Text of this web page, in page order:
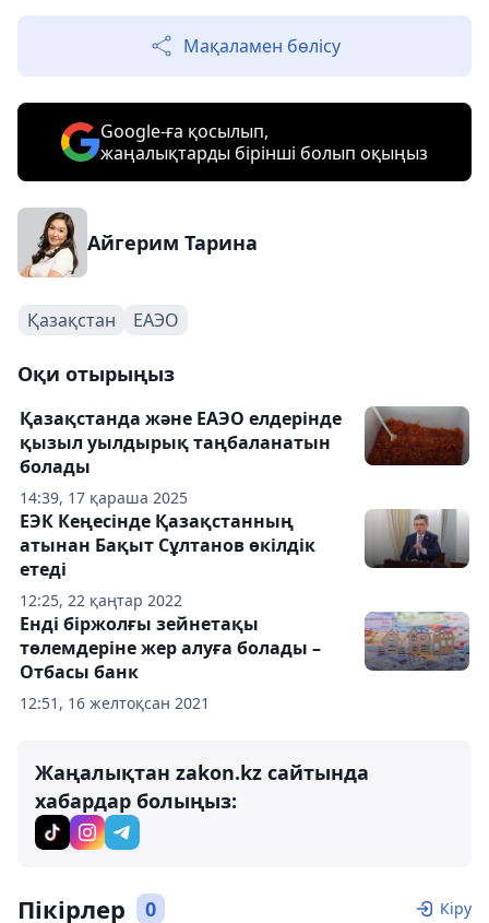
Мақаламен бөлісу
Google-ға қосылып,
жаңалықтарды бірінші болып оқыңыз
Айгерим Тарина
Қазақстан ЕАЭО
Оқи отырыңыз
14:39, 17 қараша 2025
Қазақстанда және ЕАЭО елдерінде
қызыл уылдырық таңбаланатын
болады
12:25, 22 қаңтар 2022
ЕЭК Кеңесінде Қазақстанның
атынан Бақыт Сұлтанов өкілдік
етеді
12:51, 16 желтоқсан 2021
Енді біржолғы зейнетақы
төлемдеріне жер алуға болады –
Отбасы банк
Жаңалықтан zakon.kz сайтында
хабардар болыңыз:
Пікірлер 0 Кіру